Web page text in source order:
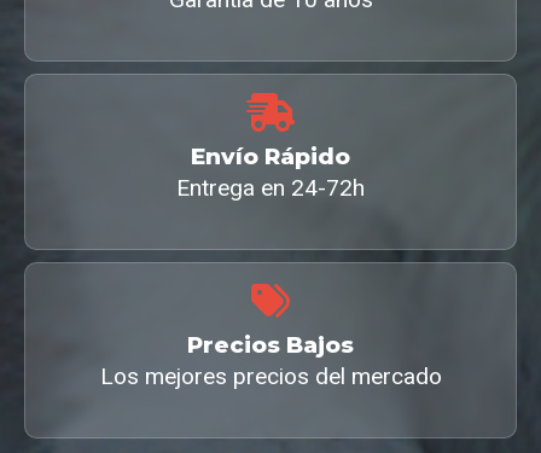
Envío Rápido
Entrega en 24-72h
Precios Bajos
Los mejores precios del mercado